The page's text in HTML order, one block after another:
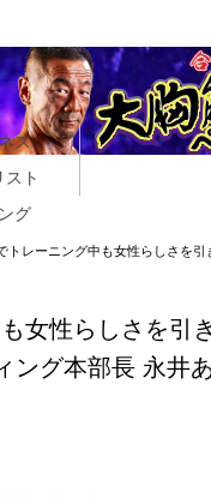
ス
スト
グ
トレーニング中も女性らしさを
女性らしさを引
ング本部長 永井